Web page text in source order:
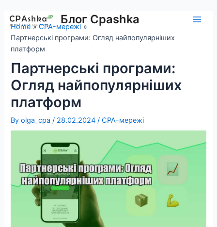
content
Блог Cpashka
Home
CPA-мережі
Партнерські програми: Огляд найпопулярніших
платформ
Партнерські програми:
Огляд найпопулярніших
платформ
Byolga_cpa/ 28.02.2024/CPA-мережі